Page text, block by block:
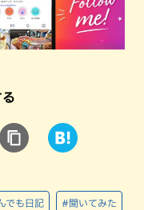
でも日記 #聞いてみた